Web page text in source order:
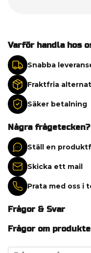
Varför handla hos
Snabba
Fraktfria
Säker betalning
Några frågetecken?
Ställ en
Skicka ett mail
Prata med oss i
Frågor & Svar
Frågor om